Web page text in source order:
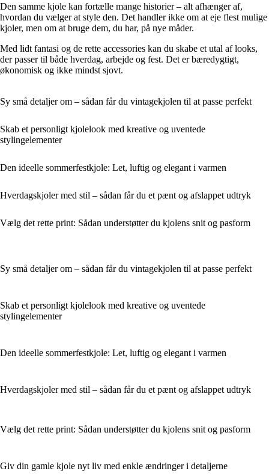
Den samme kjole kan fortælle mange historier – alt afhænger af,
hvordan du vælger at style den. Det handler ikke om at eje flest mulige
kjoler, men om at bruge dem, du har, på nye måder.
Med lidt fantasi og de rette accessories kan du skabe et utal af looks,
der passer til både hverdag, arbejde og fest. Det er bæredygtigt,
økonomisk og ikke mindst sjovt.
Sy små detaljer om – sådan får du vintagekjolen til at passe perfekt
Skab et personligt kjolelook med kreative og uventede
stylingelementer
Den ideelle sommerfestkjole: Let, luftig og elegant i varmen
Hverdagskjoler med stil – sådan får du et pænt og afslappet udtryk
Vælg det rette print: Sådan understøtter du kjolens snit og pasform
Sy små detaljer om – sådan får du vintagekjolen til at passe perfekt
Skab et personligt kjolelook med kreative og uventede
stylingelementer
Den ideelle sommerfestkjole: Let, luftig og elegant i varmen
Hverdagskjoler med stil – sådan får du et pænt og afslappet udtryk
Vælg det rette print: Sådan understøtter du kjolens snit og pasform
Giv din gamle kjole nyt liv med enkle ændringer i detaljerne